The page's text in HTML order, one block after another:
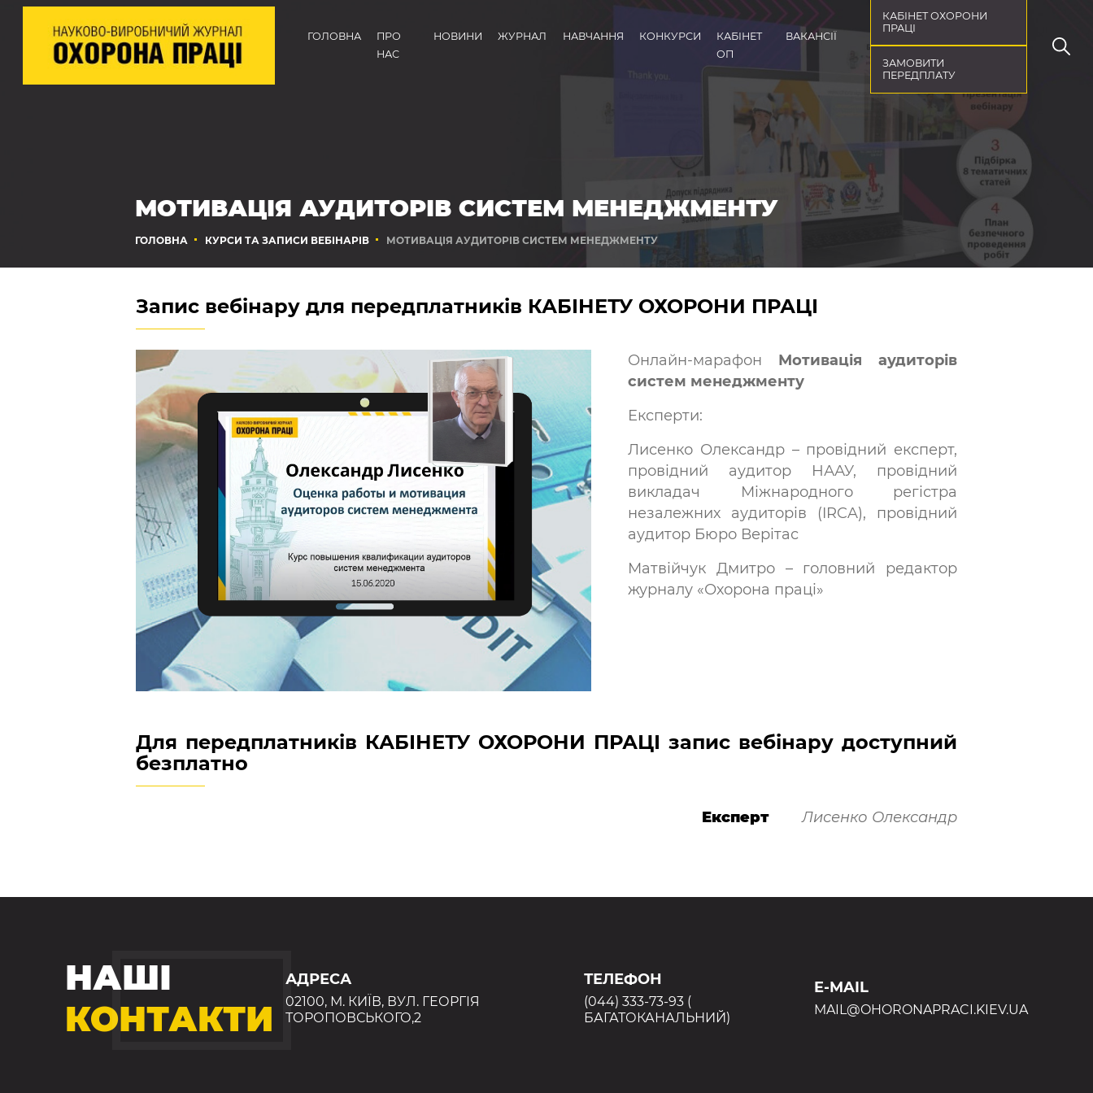
ГОЛОВНА
ПРО
НАС
НОВИНИ ЖУРНАЛ НАВЧАННЯ КОНКУРСИ
КАБІНЕТ
ОП
ВАКАНСІЇ
КАБІНЕТ ОХОРОНИ
ПРАЦІ
ЗАМОВИТИ
ПЕРЕДПЛАТУ
МОТИВАЦІЯ АУДИТОРІВ СИСТЕМ МЕНЕДЖМЕНТУ
ГОЛОВНА КУРСИ ТА ЗАПИСИ ВЕБІНАРІВ МОТИВАЦІЯ АУДИТОРІВ СИСТЕМ МЕНЕДЖМЕНТУ
Запис вебінару для передплатників КАБІНЕТУ ОХОРОНИ ПРАЦІ
Онлайн-марафон Мотивація аудиторів
систем менеджменту
Експерти:
Лисенко Олександр – провідний експерт,
провідний аудитор НААУ, провідний
викладач Міжнародного регістра
незалежних аудиторів (IRCA), провідний
аудитор Бюро Верітас
Матвійчук Дмитро – головний редактор
журналу «Охорона праці»
Для передплатників КАБІНЕТУ ОХОРОНИ ПРАЦІ запис вебінару доступний
безплатно
Експерт Лисенко Олександр
НАШІ
КОНТАКТИ
АДРЕСА
02100, М. КИЇВ, ВУЛ. ГЕОРГІЯ
ТОРОПОВСЬКОГО,2
ТЕЛЕФОН
(044) 333-73-93 (
БАГАТОКАНАЛЬНИЙ)
E-MAIL
MAIL@OHORONAPRACI.KIEV.UA